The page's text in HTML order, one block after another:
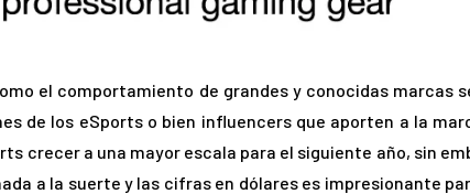
el comportamiento de grandes y conocidas marcas
de los eSports o bien influencers que aporten a la
crecer a una mayor escala para el siguiente año, sin
a la suerte y las cifras en dólares es impresionante